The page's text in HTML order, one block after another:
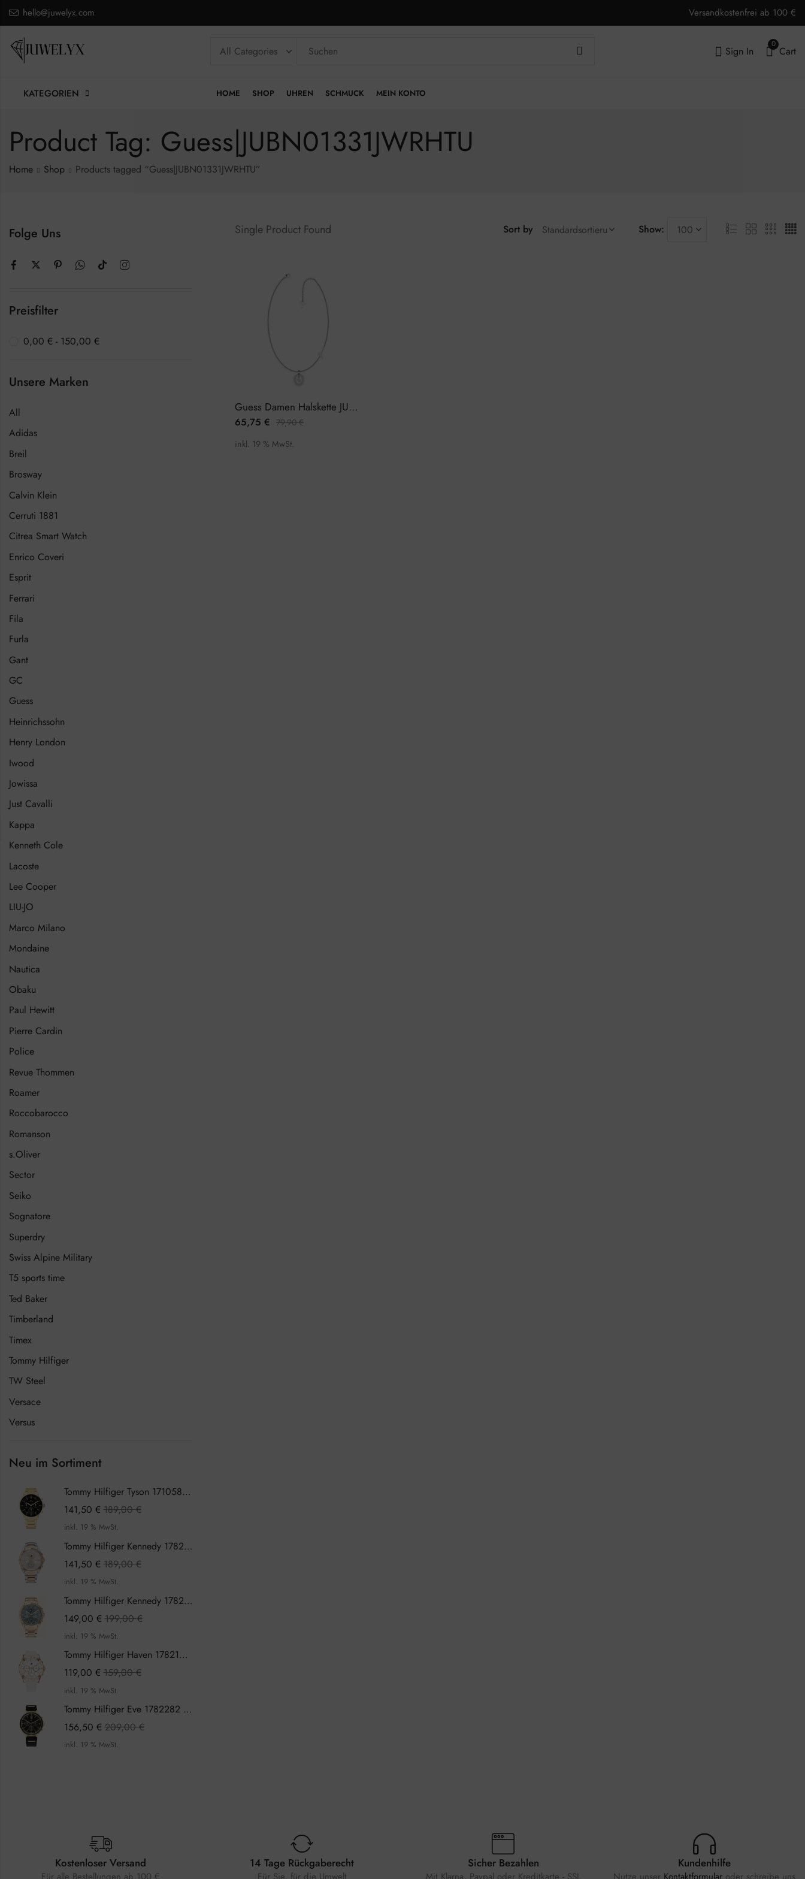
hello@juwelyx.com Versandkostenfrei ab 100 €
Sign In
0
Cart
KATEGORIEN HOME SHOP UHREN SCHMUCK MEIN KONTO
Product Tag: Guess|JUBN01331JWRHTU
Home Shop Products tagged “Guess|JUBN01331JWRHTU”
Single Product Found Sort by Show:
Guess Damen Halskette JUBN01331JWRHTU
65,75 € 79,90€
inkl. 19 % MwSt.
Folge Uns
Preisfilter
0,00 € - 150,00 €
Unsere Marken
All
Adidas
Breil
Brosway
Calvin Klein
Cerruti 1881
Citrea Smart Watch
Enrico Coveri
Esprit
Ferrari
Fila
Furla
Gant
GC
Guess
Heinrichssohn
Henry London
Iwood
Jowissa
Just Cavalli
Kappa
Kenneth Cole
Lacoste
Lee Cooper
LIU-JO
Marco Milano
Mondaine
Nautica
Obaku
Paul Hewitt
Pierre Cardin
Police
Revue Thommen
Roamer
Roccobarocco
Romanson
s.Oliver
Sector
Seiko
Sognatore
Superdry
Swiss Alpine Military
T5 sports time
Ted Baker
Timberland
Timex
Tommy Hilfiger
TW Steel
Versace
Versus
Neu im Sortiment
Tommy Hilfiger Tyson 1710589 Herrenuhr
141,50 € 189,00€
inkl. 19 % MwSt.
Tommy Hilfiger Kennedy 1782387 Damenuhr
141,50 € 189,00€
inkl. 19 % MwSt.
Tommy Hilfiger Kennedy 1782386 Damenuhr
149,00 € 199,00€
inkl. 19 % MwSt.
Tommy Hilfiger Haven 1782199 Damenuhr
119,00 € 159,00€
inkl. 19 % MwSt.
Tommy Hilfiger Eve 1782282 Damenuhr
156,50 € 209,00€
inkl. 19 % MwSt.
Kostenloser Versand
Für alle Bestellungen ab 100 €
14 Tage Rückgaberecht
Für Sie, für die Umwelt
Sicher Bezahlen
Mit Klarna, Paypal oder Kreditkarte - SSL
Kundenhilfe
Nutze unser Kontaktformular oder schreibe uns